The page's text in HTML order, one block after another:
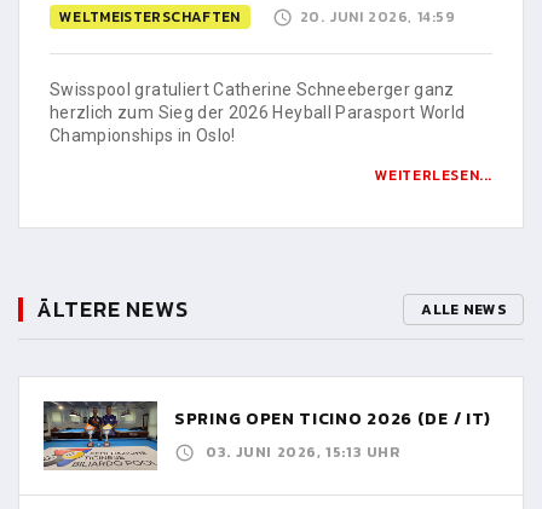
WELTMEISTERSCHAFTEN 20. JUNI 2026, 14:59
Swisspool gratuliert Catherine Schneeberger ganz
herzlich zum Sieg der 2026 Heyball Parasport World
Championships in Oslo!
WEITERLESEN...
ÄLTERE NEWS ALLE NEWS
SPRING OPEN TICINO 2026 (DE / IT)
03. JUNI 2026, 15:13 UHR